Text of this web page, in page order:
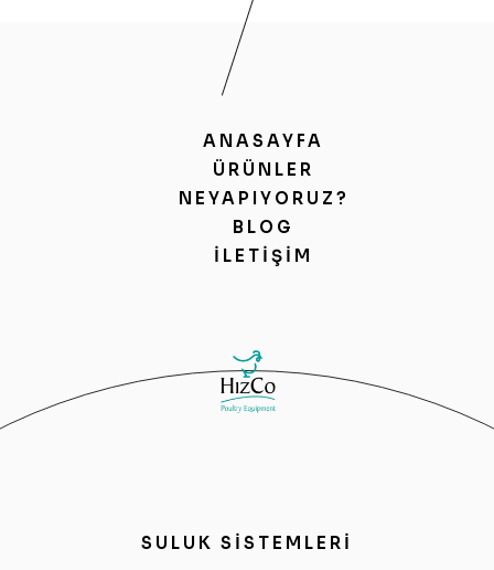
ANASAYFA
ÜRÜNLER
NEYAPIYORUZ?
BLOG
İLETIŞIM
SULUK SİSTEMLERİ